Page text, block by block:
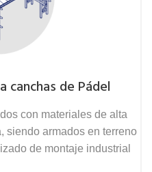
canchas de Pádel
con materiales de alta
siendo armados en terreno
de montaje industrial